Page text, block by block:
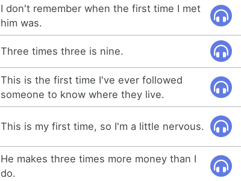
I don't remember when the first time I met
him was.
Three times three is nine.
This is the first time I've ever followed
someone to know where they live.
This is my first time, so I'm a little nervous.
He makes three times more money than I
do.